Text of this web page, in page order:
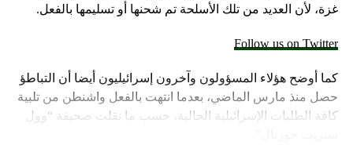
غزة، لأن العديد من تلك الأسلحة تم شحنها أو تسليمها بالفعل.
Follow us on Twitter
كما أوضح هؤلاء المسؤولون وآخرون إسرائيليون أيضا أن التباطؤ
حصل منذ مارس الماضي، بعدما انتهت بالفعل واشنطن من تلبية
كافة الطلبات الإسرائيلية الحالية، حسب ما نقلت صحيفة “وول